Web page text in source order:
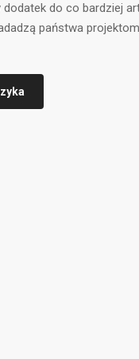
do co bardziej
państwa